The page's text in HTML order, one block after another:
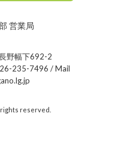
営業局
野幅下692-2
235-7496 / Mail
reserved.